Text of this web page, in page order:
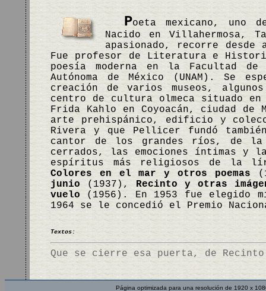
Poeta mexicano, uno
Nacido en Villahermosa,
apasionado, recorre desde
Fue profesor de Literatura e
poesía moderna en la Facultad
Autónoma de México (UNAM). Se
creación de varios museos,
centro de cultura olmeca situado en
Frida Kahlo en Coyoacán, ciudad
arte prehispánico, edificio y
Rivera y que Pellicer fundó
cantor de los grandes ríos, de
cerrados, las emociones íntimas y
espíritus más religiosos de la
Colores en el mar y otros poemas
junio (1937), Recinto y otras
vuelo (1956). En 1953 fue elegido
1964 se le concedió el Premio
Textos:
Que se cierre esa puerta, de
Página optimizada para una resolución de 1920 x